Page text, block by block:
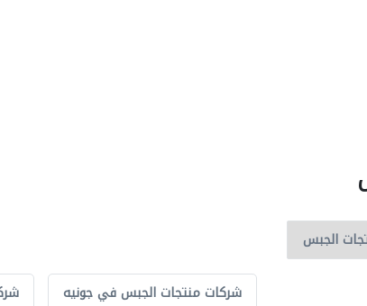
شركات منتجات الجبس في جونيه